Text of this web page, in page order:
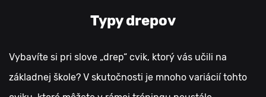
Typy drepov
Vybavíte si pri slove „drep“ cvik, ktorý vás učili na
základnej škole? V skutočnosti je mnoho variácií tohto